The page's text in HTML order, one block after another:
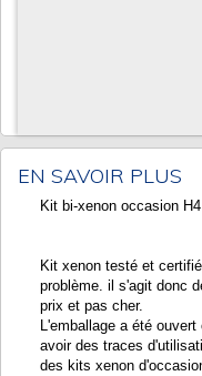
EN SAVOIR PLUS
Kit bi-xenon occasion
Kit xenon testé et
problème. il s'agit donc
prix et pas cher.
L'emballage a été
avoir des traces
des kits xenon